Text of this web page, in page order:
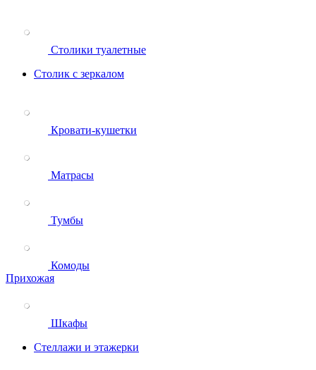
Столики туалетные
Столик с зеркалом
Кровати-кушетки
Матрасы
Тумбы
Комоды
Прихожая
Шкафы
Стеллажи и этажерки